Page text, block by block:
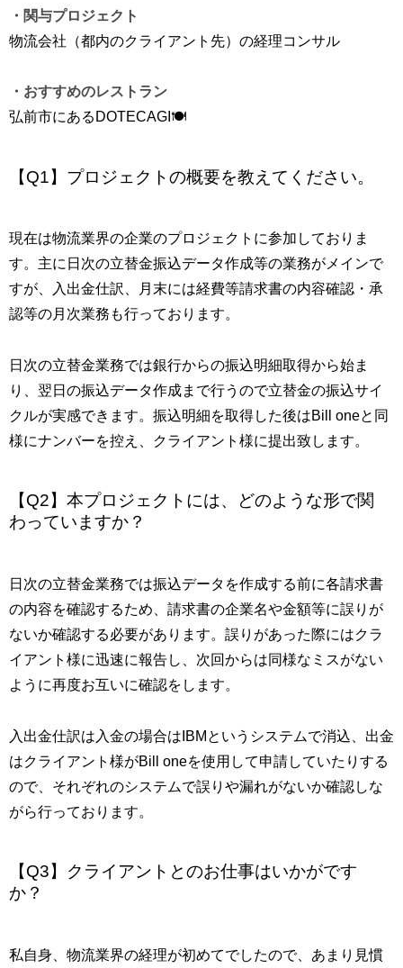
・関与プロジェクト
物流会社（都内のクライアント先）の経理コンサル
・おすすめのレストラン
弘前市にあるDOTECAGI🍽
【Q1】プロジェクトの概要を教えてください。
現在は物流業界の企業のプロジェクトに参加しておりま
す。主に日次の立替金振込データ作成等の業務がメインで
すが、入出金仕訳、月末には経費等請求書の内容確認・承
認等の月次業務も行っております。
日次の立替金業務では銀行からの振込明細取得から始ま
り、翌日の振込データ作成まで行うので立替金の振込サイ
クルが実感できます。振込明細を取得した後はBill oneと同
様にナンバーを控え、クライアント様に提出致します。
【Q2】本プロジェクトには、どのような形で関
わっていますか？
日次の立替金業務では振込データを作成する前に各請求書
の内容を確認するため、請求書の企業名や金額等に誤りが
ないか確認する必要があります。誤りがあった際にはクラ
イアント様に迅速に報告し、次回からは同様なミスがない
ように再度お互いに確認をします。
入出金仕訳は入金の場合はIBMというシステムで消込、出金
はクライアント様がBill oneを使用して申請していたりする
ので、それぞれのシステムで誤りや漏れがないか確認しな
がら行っております。
【Q3】クライアントとのお仕事はいかがです
か？
私自身、物流業界の経理が初めてでしたので、あまり見慣